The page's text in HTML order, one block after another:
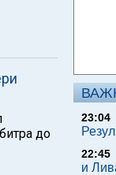
до
23:04
22:45
и